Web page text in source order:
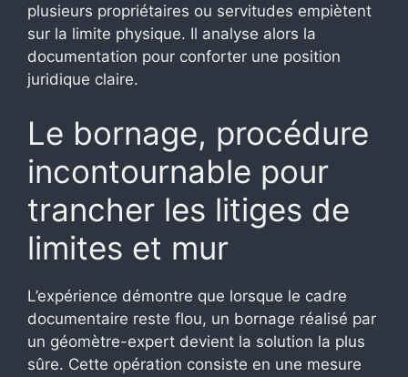
plusieurs propriétaires ou servitudes empiètent
sur la limite physique. Il analyse alors la
documentation pour conforter une position
juridique claire.
Le bornage, procédure
incontournable pour
trancher les litiges de
limites et mur
L’expérience démontre que lorsque le cadre
documentaire reste flou, un bornage réalisé par
un géomètre-expert devient la solution la plus
sûre. Cette opération consiste en une mesure